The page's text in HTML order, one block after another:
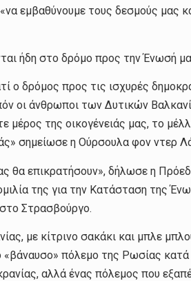
εμβαθύνουμε τους δεσμούς μας
ήδη στο δρόμο προς την Ένωσή
ο δρόμος προς τις ισχυρές
οι άνθρωποι των Δυτικών
μέρος της οικογένειάς μας, το
σημείωσε η Ούρσουλα φον ντερ
θα επικρατήσουν», δήλωσε η
της για την Κατάσταση της
Στρασβούργο.
με κίτρινο σακάκι και μπλε
«βάναυσο» πόλεμο της Ρωσίας
αλλά ένας πόλεμος που